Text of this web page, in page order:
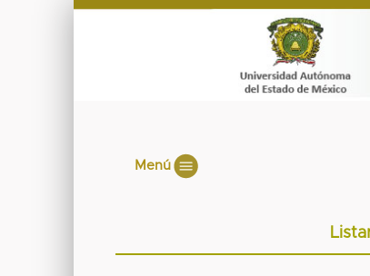
Menú